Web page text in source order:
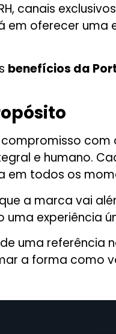
canais
em oferecer uma
benefícios da
com
e humano.
em todos os
a marca vai
experiência
uma referência
a forma como